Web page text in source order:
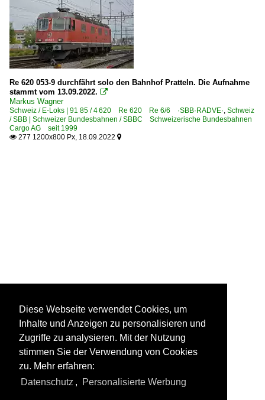
Re 620 053-9 durchfährt solo den Bahnhof Pratteln. Die Aufnahme
stammt vom 13.09.2022. 
Markus Wagner
Schweiz / E-Loks | 91 85 / 4 620 Re 620 Re 6/6 ·SBB·RADVE·, Schweiz
/ SBB | Schweizer Bundesbahnen / SBBC Schweizerische Bundesbahnen
Cargo AG seit 1999
 277 1200x800 Px, 18.09.2022 
Diese Webseite verwendet Cookies, um
Inhalte und Anzeigen zu personalisieren und
Zugriffe zu analysieren. Mit der Nutzung
stimmen Sie der Verwendung von Cookies
zu. Mehr erfahren:
Datenschutz , Personalisierte Werbung